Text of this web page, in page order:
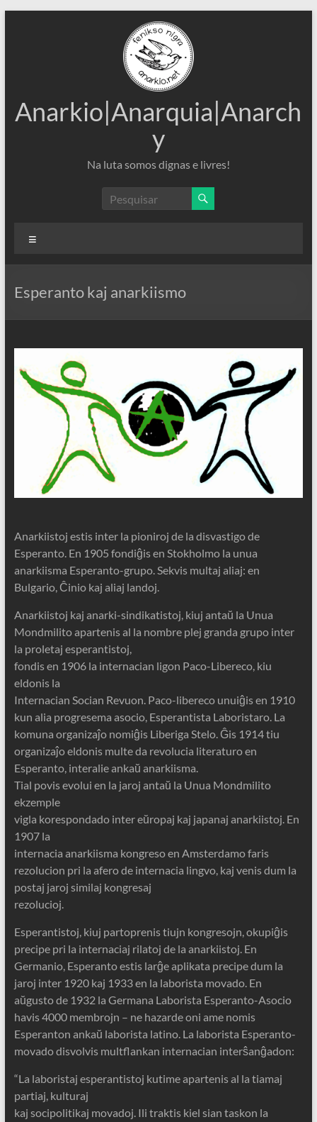
Anarkio|Anarquia|Anarch
y
Na luta somos dignas e livres!
Esperanto kaj anarkiismo
Anarkiistoj estis inter la pioniroj de la disvastigo de
Esperanto. En 1905 fondiĝis en Stokholmo la unua
anarkiisma Esperanto-grupo. Sekvis multaj aliaj: en
Bulgario, Ĉinio kaj aliaj landoj.
Anarkiistoj kaj anarki-sindikatistoj, kiuj antaŭ la Unua
Mondmilito apartenis al la nombre plej granda grupo inter
la proletaj esperantistoj,
fondis en 1906 la internacian ligon Paco-Libereco, kiu
eldonis la
Internacian Socian Revuon. Paco-libereco unuiĝis en 1910
kun alia progresema asocio, Esperantista Laboristaro. La
komuna organizaĵo nomiĝis Liberiga Stelo. Ĝis 1914 tiu
organizaĵo eldonis multe da revolucia literaturo en
Esperanto, interalie ankaŭ anarkiisma.
Tial povis evolui en la jaroj antaŭ la Unua Mondmilito
ekzemple
vigla korespondado inter eŭropaj kaj japanaj anarkiistoj. En
1907 la
internacia anarkiisma kongreso en Amsterdamo faris
rezolucion pri la afero de internacia lingvo, kaj venis dum la
postaj jaroj similaj kongresaj
rezolucioj.
Esperantistoj, kiuj partoprenis tiujn kongresojn, okupiĝis
precipe pri la internaciaj rilatoj de la anarkiistoj. En
Germanio, Esperanto estis larĝe aplikata precipe dum la
jaroj inter 1920 kaj 1933 en la laborista movado. En
aŭgusto de 1932 la Germana Laborista Esperanto-Asocio
havis 4000 membrojn – ne hazarde oni ame nomis
Esperanton ankaŭ laborista latino. La laborista Esperanto-
movado disvolvis multflankan internacian interŝanĝadon:
“La laboristaj esperantistoj kutime apartenis al la tiamaj
partiaj, kulturaj
kaj socipolitikaj movadoj. Ili traktis kiel sian taskon la